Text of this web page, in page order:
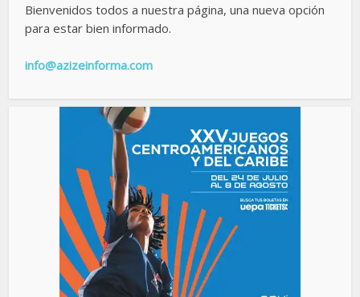
Bienvenidos todos a nuestra página, una nueva opción
para estar bien informado.
info@azizeinforma.com